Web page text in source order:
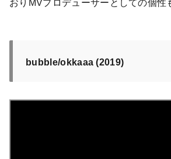
おりMVプロデューサーとしての個性
bubble/okkaaa (2019)